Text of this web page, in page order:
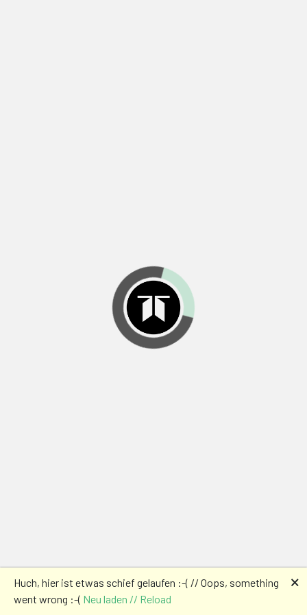
Huch, hier ist etwas schief gelaufen :-( // Oops, something
went wrong :-( Neu laden // Reload
🗙